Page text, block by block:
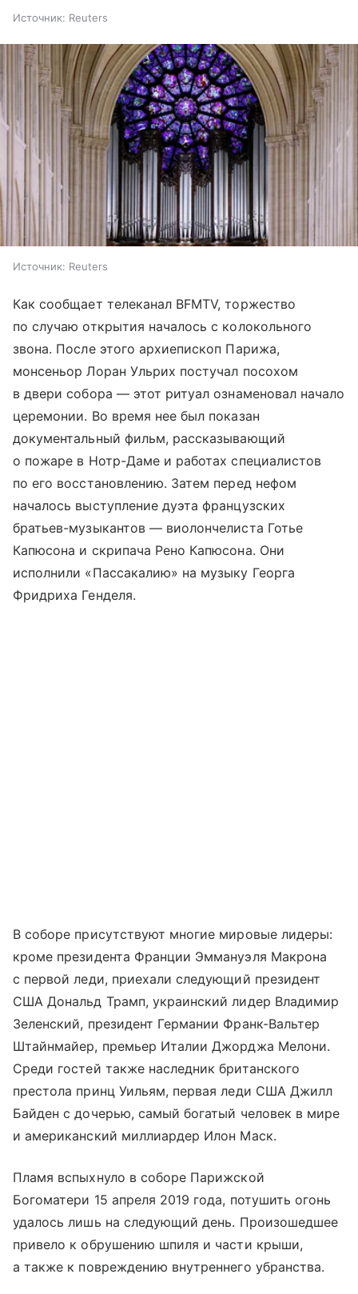
Источник: Reuters
Источник: Reuters
Как сообщает телеканал BFMTV, торжество
по случаю открытия началось с колокольного
звона. После этого архиепископ Парижа,
монсеньор Лоран Ульрих постучал посохом
в двери собора — этот ритуал ознаменовал начало
церемонии. Во время нее был показан
документальный фильм, рассказывающий
о пожаре в Нотр-Даме и работах специалистов
по его восстановлению. Затем перед нефом
началось выступление дуэта французских
братьев-музыкантов — виолончелиста Готье
Капюсона и скрипача Рено Капюсона. Они
исполнили «Пассакалию» на музыку Георга
Фридриха Генделя.
В соборе присутствуют многие мировые лидеры:
кроме президента Франции Эммануэля Макрона
с первой леди, приехали следующий президент
США Дональд Трамп, украинский лидер Владимир
Зеленский, президент Германии Франк-Вальтер
Штайнмайер, премьер Италии Джорджа Мелони.
Среди гостей также наследник британского
престола принц Уильям, первая леди США Джилл
Байден с дочерью, самый богатый человек в мире
и американский миллиардер Илон Маск.
Пламя вспыхнуло в соборе Парижской
Богоматери 15 апреля 2019 года, потушить огонь
удалось лишь на следующий день. Произошедшее
привело к обрушению шпиля и части крыши,
а также к повреждению внутреннего убранства.